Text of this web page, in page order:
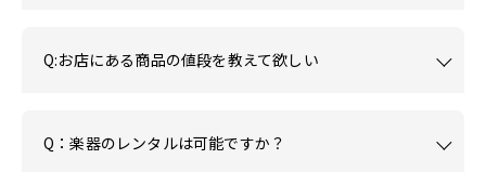
Q:お店にある商品の値段を教えて欲しい
Q：楽器のレンタルは可能ですか？